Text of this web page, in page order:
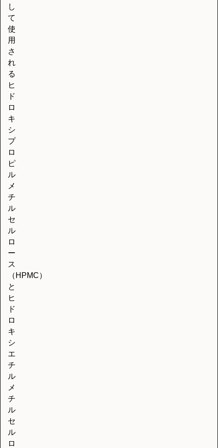
し
て
使
用
さ
れ
る
ヒ
ド
ロ
キ
シ
プ
ロ
ピ
ル
メ
チ
ル
セ
ル
ロ
ー
ス
（HPMC）
と
ヒ
ド
ロ
キ
シ
エ
チ
ル
メ
チ
ル
セ
ル
ロ